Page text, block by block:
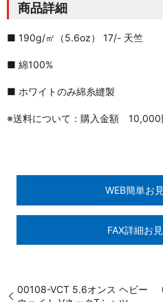
商品詳細
■ 190g/㎡（5.6oz） 17/- 天竺
■ 綿100%
■ ホワイトのみ綿糸縫製
※送料について：購入金額 10,000
WEB簡単お
FAX詳細お
00108-VCT 5.6オンス ヘビー